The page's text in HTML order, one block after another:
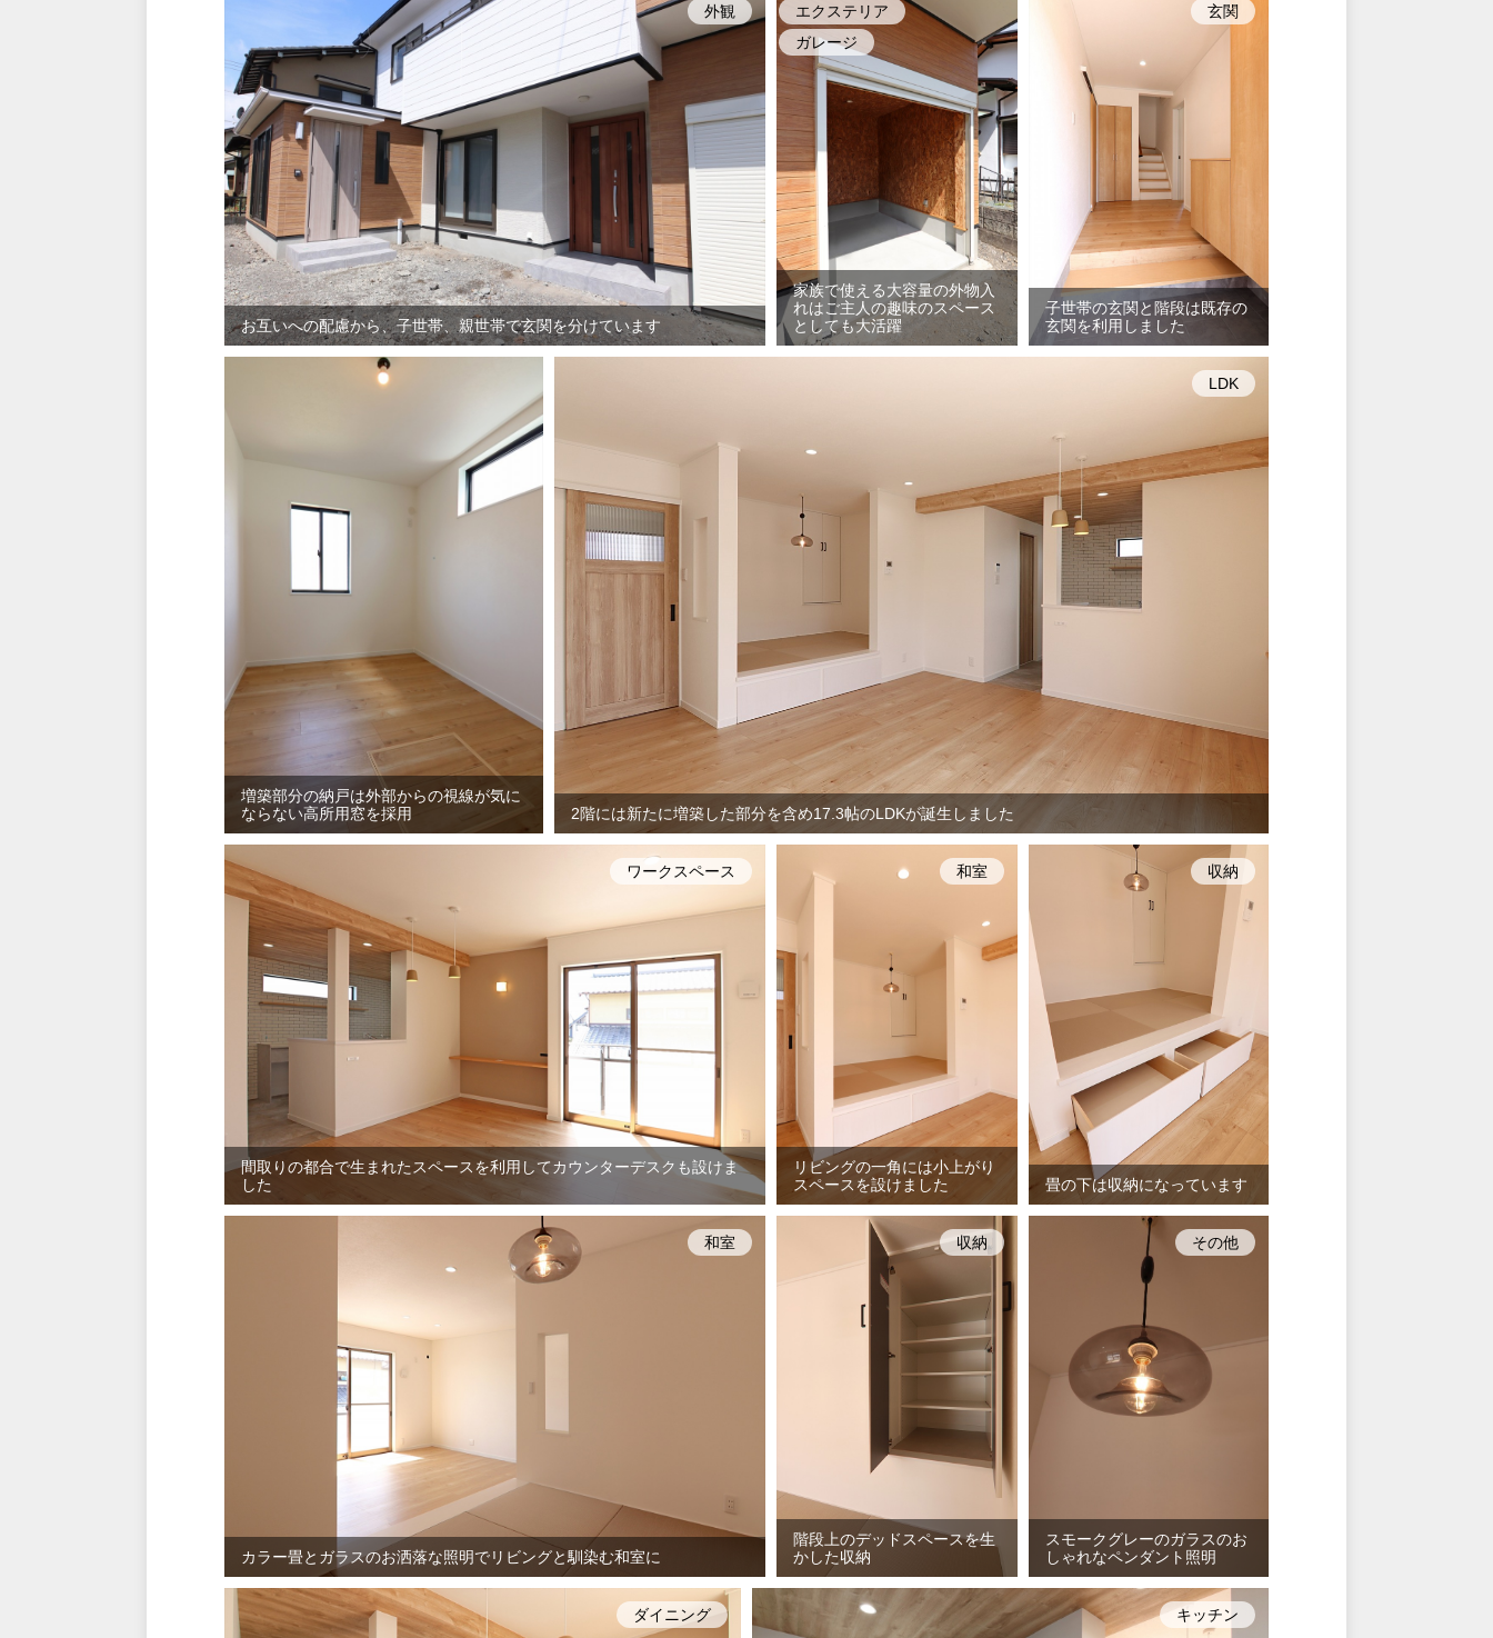
お互いへの配慮から、子世帯、親世帯で玄関を分けています
外観
家族で使える大容量の外物入
れはご主人の趣味のスペース
としても大活躍
エクステリア
ガレージ
子世帯の玄関と階段は既存の
玄関を利用しました
玄関
増築部分の納戸は外部からの視線が気に
ならない高所用窓を採用
2階には新たに増築した部分を含め17.3帖のLDKが誕生しました
LDK
間取りの都合で生まれたスペースを利用してカウンターデスクも設けま
した
ワークスペース
リビングの一角には小上がり
スペースを設けました
和室
畳の下は収納になっています
収納
カラー畳とガラスのお洒落な照明でリビングと馴染む和室に
和室
階段上のデッドスペースを生
かした収納
収納
スモークグレーのガラスのお
しゃれなペンダント照明
その他
ダイニング キッチン